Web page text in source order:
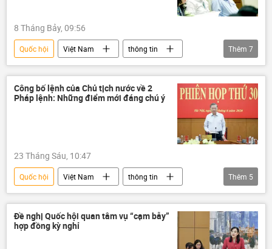
8 Tháng Bảy, 09:56
Quốc hội Việt Nam
thông tin
họp
Chính sách
Chính phủ
Pháp luật
luật
dự thảo luật
Đảng Cộng sản Việt Nam
Thêm 7
Công bố lệnh của Chủ tịch nước về 2
Pháp lệnh: Những điểm mới đáng chú ý
23 Tháng Sáu, 10:47
Quốc hội Việt Nam
thông tin
Tô Lâm
Pháp luật
Chính phủ
Chủ tịch nước
Chính trị
Thêm 5
Đề nghị Quốc hội quan tâm vụ “cạm bẫy”
hợp đồng kỳ nghỉ